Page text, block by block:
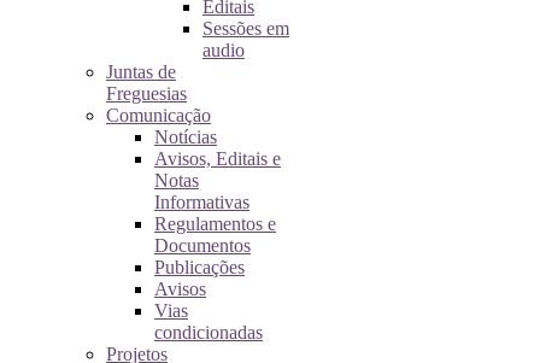
Editais
Sessões em
audio
Juntas de
Freguesias
Comunicação
Notícias
Avisos, Editais e
Notas
Informativas
Regulamentos e
Documentos
Publicações
Avisos
Vias
condicionadas
Projetos